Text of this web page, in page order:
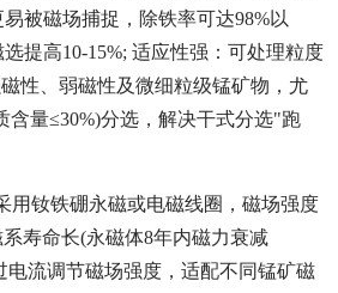
被磁场捕捉，除铁率可达98%以
选提高10-15%; 适应性强：可处理粒度
性、弱磁性及微细粒级锰矿物，尤
含量≤30%)分选，解决干式分选"跑
用钕铁硼永磁或电磁线圈，磁场强度
系寿命长(永磁体8年内磁力衰减
电流调节磁场强度，适配不同锰矿磁